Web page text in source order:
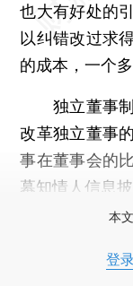
也大有好处的
以纠错改过求
的成本，一个
独立董事制
改革独立董事
事在董事会的
幕知情人信息
本
登